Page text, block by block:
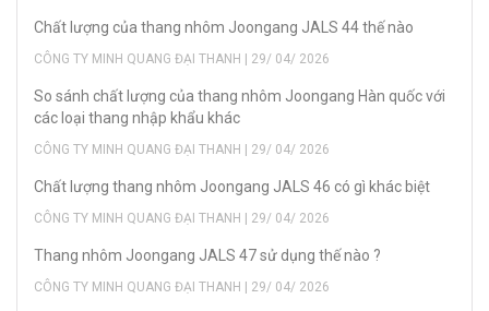
Chất lượng của thang nhôm Joongang JALS 44 thế nào
CÔNG TY MINH QUANG ĐẠI THANH | 29/ 04/ 2026
So sánh chất lượng của thang nhôm Joongang Hàn quốc với
các loại thang nhập khẩu khác
CÔNG TY MINH QUANG ĐẠI THANH | 29/ 04/ 2026
Chất lượng thang nhôm Joongang JALS 46 có gì khác biệt
CÔNG TY MINH QUANG ĐẠI THANH | 29/ 04/ 2026
Thang nhôm Joongang JALS 47 sử dụng thế nào ?
CÔNG TY MINH QUANG ĐẠI THANH | 29/ 04/ 2026